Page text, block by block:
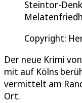
Steintor-
Copyright:
Der neue Krimi
mit auf Kölns
vermittelt am
Ort.